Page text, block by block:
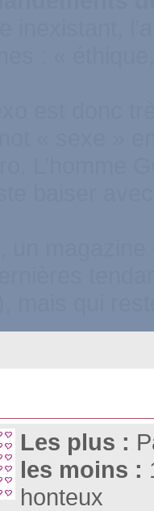
Les plus :
les moins :
honteux